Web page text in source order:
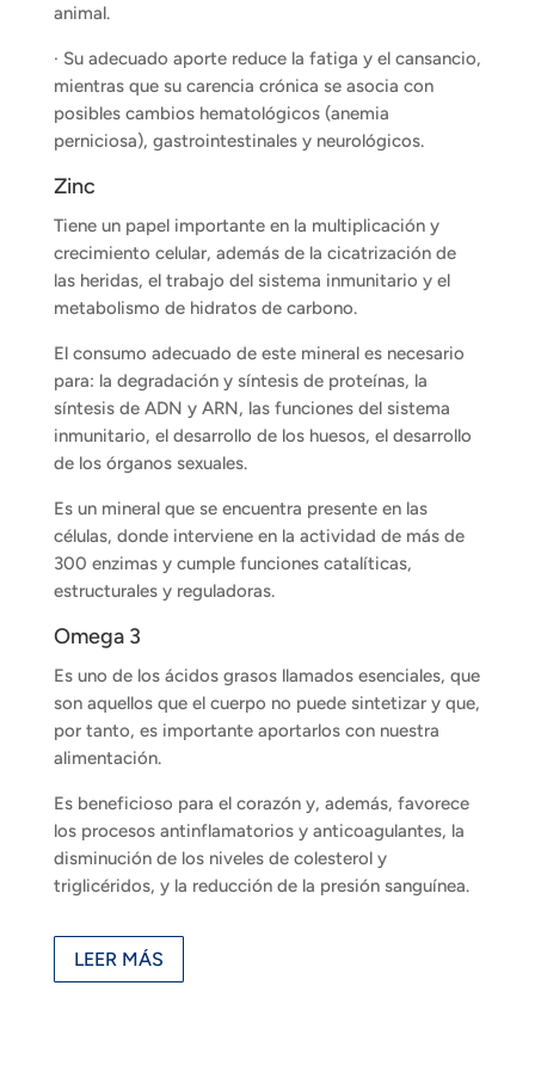
animal.
· Su adecuado aporte reduce la fatiga y el cansancio,
mientras que su carencia crónica se asocia con
posibles cambios hematológicos (anemia
perniciosa), gastrointestinales y neurológicos.
Zinc
Tiene un papel importante en la multiplicación y
crecimiento celular, además de la cicatrización de
las heridas, el trabajo del sistema inmunitario y el
metabolismo de hidratos de carbono.
El consumo adecuado de este mineral es necesario
para: la degradación y síntesis de proteínas, la
síntesis de ADN y ARN, las funciones del sistema
inmunitario, el desarrollo de los huesos, el desarrollo
de los órganos sexuales.
Es un mineral que se encuentra presente en las
células, donde interviene en la actividad de más de
300 enzimas y cumple funciones catalíticas,
estructurales y reguladoras.
Omega 3
Es uno de los ácidos grasos llamados esenciales, que
son aquellos que el cuerpo no puede sintetizar y que,
por tanto, es importante aportarlos con nuestra
alimentación.
Es beneficioso para el corazón y, además, favorece
los procesos antinflamatorios y anticoagulantes, la
disminución de los niveles de colesterol y
triglicéridos, y la reducción de la presión sanguínea.
LEER MÁS